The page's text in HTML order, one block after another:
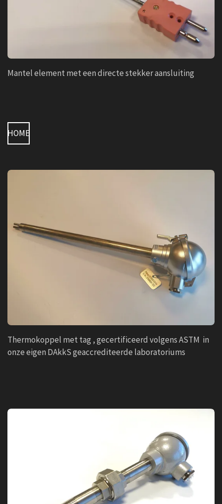
Mantel element met een directe stekker aansluiting
HOME
Thermokoppel met tag , gecertificeerd volgens ASTM in
onze eigen DAkkS geaccrediteerde laboratoriums